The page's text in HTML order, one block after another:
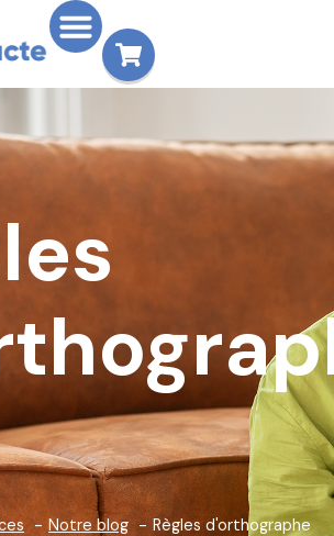
Notre blog Règles d'orthographe